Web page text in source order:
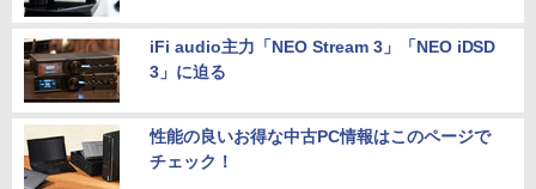
iFi audio主力「NEO Stream 3」「NEO iDSD
3」に迫る
性能の良いお得な中古PC情報はこのページで
チェック！